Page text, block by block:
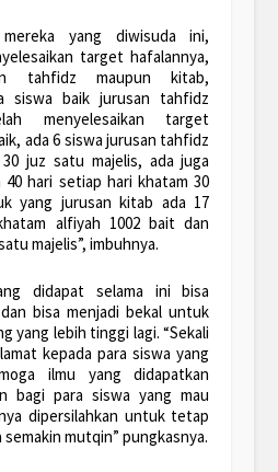
yang diwisuda ini,
target hafalannya,
tahfidz maupun kitab,
siswa baik jurusan tahfidz
menyelesaikan target
ada 6 siswa jurusan tahfidz
juz satu majelis, ada juga
hari setiap hari khatam 30
yang jurusan kitab ada 17
alfiyah 1002 bait dan
majelis”, imbuhnya.
didapat selama ini bisa
bisa menjadi bekal untuk
yang lebih tinggi lagi. “Sekali
kepada para siswa yang
ilmu yang didapatkan
bagi para siswa yang mau
dipersilahkan untuk tetap
mutqin” pungkasnya.